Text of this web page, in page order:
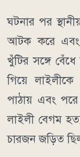
ঘটনার পর
আটক করে এবং
খুঁটির সঙ্গে
গিয়ে লাইলীকে
পাঠায় এবং পরে
লাইলী বেগম
চারজন জড়িত